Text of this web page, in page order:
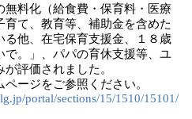
料化（給食費・保育料・医療
て、教育等、補助金を含めた
他、在宅保育支援金、１８歳
。」、パパの育休支援等、ユ
評価されました。
ージをご参照ください。
portal/sections/15/1510/15101/